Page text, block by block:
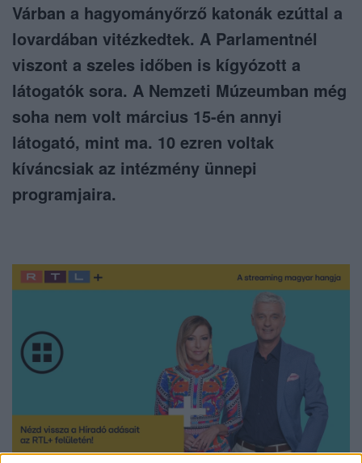
Várban a hagyományőrző katonák ezúttal a
lovardában vitézkedtek. A Parlamentnél
viszont a szeles időben is kígyózott a
látogatók sora. A Nemzeti Múzeumban még
soha nem volt március 15-én annyi
látogató, mint ma. 10 ezren voltak
kíváncsiak az intézmény ünnepi
programjaira.